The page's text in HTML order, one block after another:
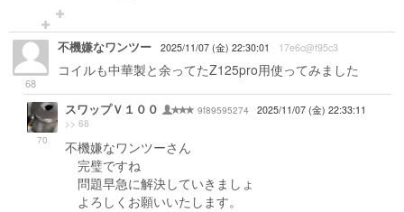
68
不機嫌なワンツー 2025/11/07 (金) 22:30:01 17e6c@f95c3
コイルも中華製と余ってたZ125pro用使ってみました
70
スワップＶ１００ 9f89595274 2025/11/07 (金) 22:33:11
>> 68
不機嫌なワンツーさん
完璧ですね
問題早急に解決していきましょ
よろしくお願いいたします。